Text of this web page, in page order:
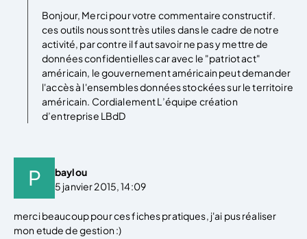
Bonjour, Merci pour votre commentaire constructif.
ces outils nous sont très utiles dans le cadre de notre
activité, par contre il faut savoir ne pas y mettre de
données confidentielles car avec le "patriot act"
américain, le gouvernement américain peut demander
l'accès à l'ensembles données stockées sur le territoire
américain. Cordialement L’équipe création
d’entreprise LBdD
baylou
5 janvier 2015, 14:09
merci beaucoup pour ces fiches pratiques, j'ai pus réaliser
mon etude de gestion :)